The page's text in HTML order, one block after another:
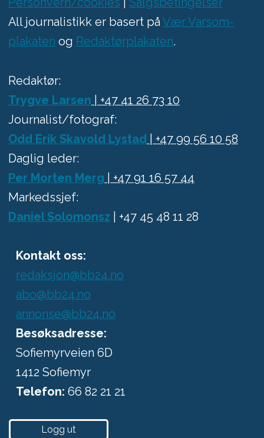
All journalistikk er basert på Vær Varsom-
plakaten og Redaktørplakaten.
Redaktør:
Trygve Larsen | +47 41 26 73 10
Journalist/fotograf:
Odd Erik Skavold Lystad| +47 99 56 10 58
Daglig leder:
Per Morten Merg | +47 91 16 57 44
Markedssjef:
Daniel Solomonsz | +47 45 48 11 28
Kontakt oss:
redaksjon@bb24.no
abo@bb24.no
annonse@bb24.no
Besøksadresse:
Sofiemyrveien 6D
1412 Sofiemyr
Telefon:66 82 21 21
Logg ut